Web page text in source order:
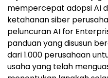
mempercepat adopsi AI
ketahanan siber
peluncuran AI for
panduan yang disusun
dari 1.000 perusahaan
usaha yang telah